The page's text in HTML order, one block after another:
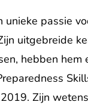
unieke passie
uitgebreide
hebben
Zijn